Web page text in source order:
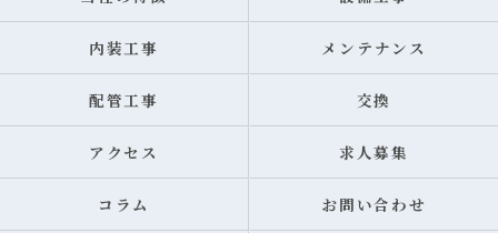
内装工事 メンテナンス
配管工事 交換
アクセス 求人募集
コラム お問い合わせ